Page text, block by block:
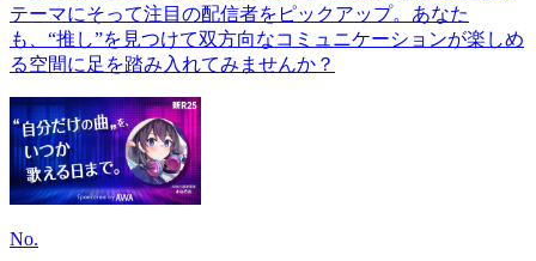
テーマにそって注目の配信者をピックアップ。あなた
も、“推し”を見つけて双方向なコミュニケーションが楽しめ
る空間に足を踏み入れてみませんか？
No.